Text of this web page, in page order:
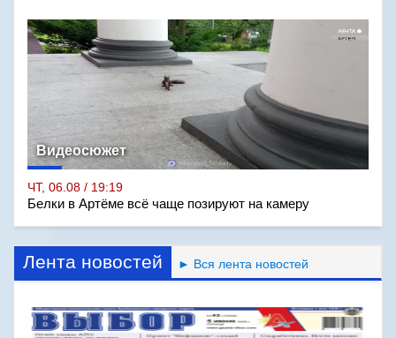
Видеосюжет
ЧТ, 06.08 / 19:19
Белки в Артёме всё чаще позируют на камеру
Лента новостей ► Вся лента новостей